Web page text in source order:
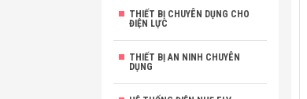
THIẾT BỊ CHUYÊN DỤNG CHO
ĐIỆN LỰC
THIẾT BỊ AN NINH CHUYÊN
DỤNG